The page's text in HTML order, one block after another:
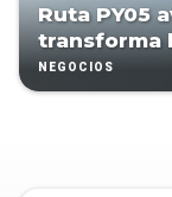
Ruta PY05
transforma
NEGOCIOS